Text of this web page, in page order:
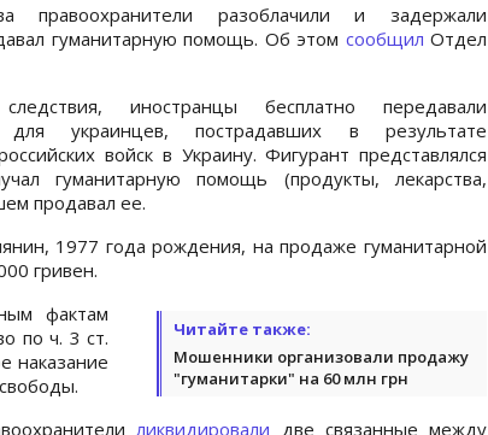
разоблачили и задержали
гуманитарную помощь. Об этом сообщил Отдел
иностранцы бесплатно передавали
для украинцев, пострадавших в результате
войск в Украину. Фигурант представлялся
гуманитарную помощь (продукты, лекарства,
продавал ее.
1977 года рождения, на продаже гуманитарной
гривен.
Читайте также:
Мошенники организовали продажу
"гуманитарки" на 60 млн грн
фактам
по ч. 3 ст.
наказание
ликвидировали две связанные между